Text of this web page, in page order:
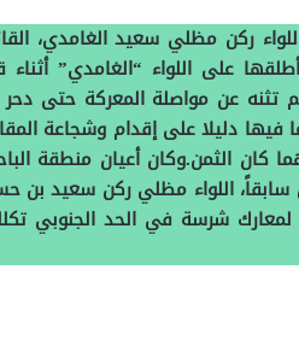
ركن مظلي سعيد الغامدي،
على اللواء “الغامدي”
تثنه عن مواصلة المعركة حتى
فيها دليلا على إقدام وشجاعة
الثمن.وكان أعيان منطقة
سابقاً، اللواء مظلي ركن سعيد بن
شرسة في الحد الجنوبي